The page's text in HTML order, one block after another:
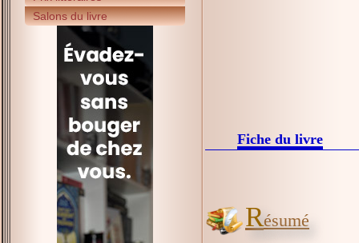
Salons du livre
Fiche du livre
Résumé